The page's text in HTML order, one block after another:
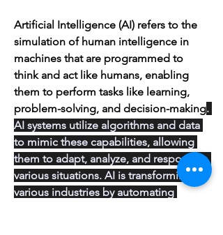
Artificial Intelligence (AI) refers to the
simulation of human intelligence in
machines that are programmed to
think and act like humans, enabling
them to perform tasks like learning,
problem-solving, and decision-making.
AI systems utilize algorithms and data
to mimic these capabilities, allowing
them to adapt, analyze, and respond to
various situations. AI is transforming
various industries by automating